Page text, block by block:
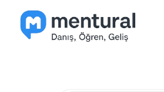
content